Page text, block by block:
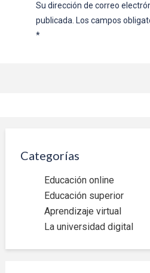
Su dirección de correo
publicada. Los campos
*
Categorías
Educación online
Educación superior
Aprendizaje virtual
La universidad digital